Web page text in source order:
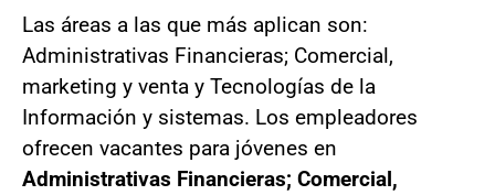
Las áreas a las que más aplican son:
Administrativas Financieras; Comercial,
marketing y venta y Tecnologías de la
Información y sistemas. Los empleadores
ofrecen vacantes para jóvenes en
Administrativas Financieras; Comercial,